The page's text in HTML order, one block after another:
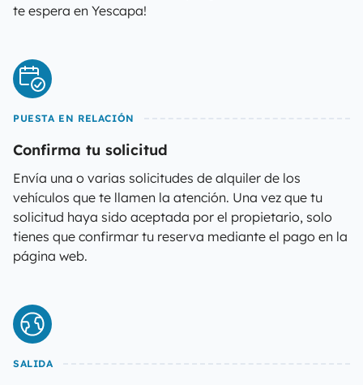
te espera en Yescapa!
PUESTA EN RELACIÓN
Confirma tu solicitud
Envía una o varias solicitudes de alquiler de los
vehículos que te llamen la atención. Una vez que tu
solicitud haya sido aceptada por el propietario, solo
tienes que confirmar tu reserva mediante el pago en la
página web.
SALIDA